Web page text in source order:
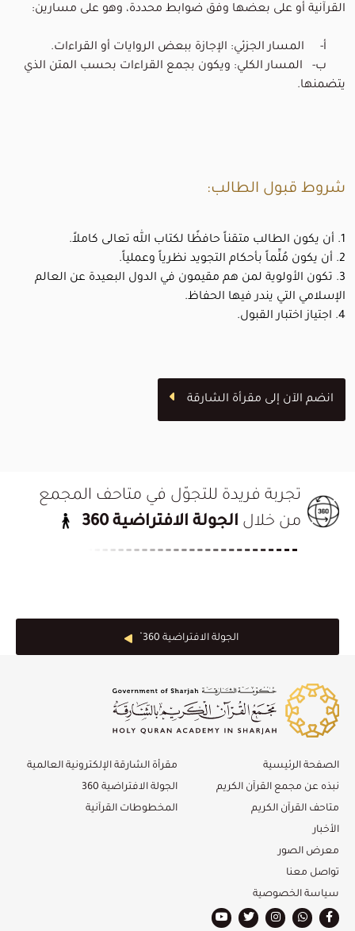
القرآنية أو على بعضها وفق ضوابط محددة، وهو على مسارين:
أ- المسار الجزئي: الإجازة ببعض الروايات أو القراءات.
ب- المسار الكلي: ويكون بجمع القراءات بحسب المتن الذي
يتضمنها.
شروط قبول الطالب:
1. أن يكون الطالب متقناً حافظًا لكتاب الله تعالى كاملاً.
2. أن يكون مُلِّماً بأحكام التجويد نظرياً وعملياً.
3. تكون الأولوية لمن هم مقيمون في الدول البعيدة عن العالم
الإسلامي التي يندر فيها الحفاظ.
4. اجتياز اختبار القبول.
انضم الآن إلى مقرأة الشارقة
تجربة فريدة للتجوّل في متاحف المجمع
من خلال الجولة الافتراضية 360
الجولة الافتراضية 360 ْ
الصفحة الرئيسية
نبذه عن مجمع القرآن الكريم
متاحف القرآن الكريم
مقرأة الشارقة الإلكترونية العالمية
الجولة الافتراضية 360
المخطوطات القرآنية
الأخبار
معرض الصور
تواصل معنا
سياسة الخصوصية